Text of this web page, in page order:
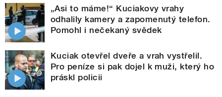
„Asi to máme!“ Kuciakovy vrahy
odhalily kamery a zapomenutý telefon.
Pomohl i nečekaný svědek
Kuciak otevřel dveře a vrah vystřelil.
Pro peníze si pak dojel k muži, který ho
práskl policii